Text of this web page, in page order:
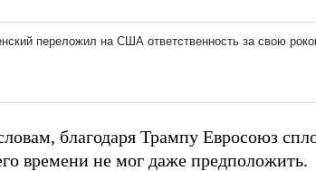
благодаря Трампу Евросоюз
времени не мог даже предположить.